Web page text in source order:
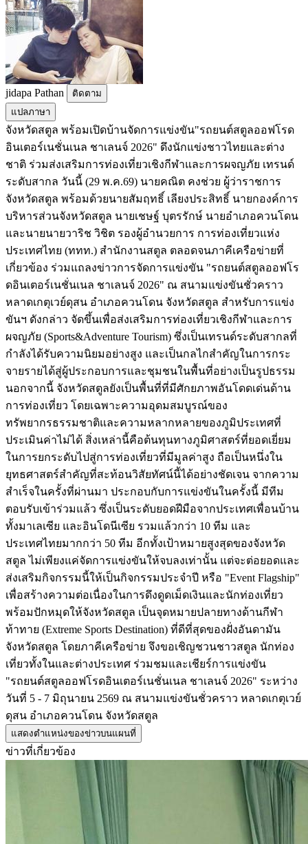
jidapa Pathan
ติดตาม
แปลภาษา
จังหวัดสตูล พร้อมเปิดบ้านจัดการแข่งขัน"รถยนต์สตูลออฟโรด
อินเตอร์เนชั่นเนล ชาเลนจ์ 2026" ดึงนักแข่งชาวไทยและต่าง
ชาติ ร่วมส่งเสริมการท่องเที่ยวเชิงกีฬาและการผจญภัย เทรนด์
ระดับสากล วันนี้ (29 พ.ค.69) นายคณิต คงช่วย ผู้ว่าราชการ
จังหวัดสตูล พร้อมด้วยนายสัมฤทธิ์ เลียงประสิทธิ์ นายกองค์การ
บริหารส่วนจังหวัดสตูล นายเชษฐ์ บุตรรักษ์ นายอำเภอควนโดน
และนายนายวาริช วิชิต รองผู้อำนวยการ การท่องเที่ยวแห่ง
ประเทศไทย (ททท.) สำนักงานสตูล ตลอดจนภาคีเครือข่ายที่
เกี่ยวข้อง ร่วมแถลงข่าวการจัดการแข่งขัน "รถยนต์สตูลออฟโร
ดอินเตอร์เนชั่นเนล ชาเลนจ์ 2026" ณ สนามแข่งขันชั่วคราว
หลาดเกตุเวย์ดุสน อำเภอควนโดน จังหวัดสตูล สำหรับการแข่ง
ขันฯ ดังกล่าว จัดขึ้นเพื่อส่งเสริมการท่องเที่ยวเชิงกีฬาและการ
ผจญภัย (Sports&Adventure Tourism) ซึ่งเป็นเทรนด์ระดับสากลที่
กำลังได้รับความนิยมอย่างสูง และเป็นกลไกสำคัญในการกระ
จายรายได้สู่ผู้ประกอบการและชุมชนในพื้นที่อย่างเป็นรูปธรรม
นอกจากนี้ จังหวัดสตูลยังเป็นพื้นที่ที่มีศักยภาพอันโดดเด่นด้าน
การท่องเที่ยว โดยเฉพาะความอุดมสมบูรณ์ของ
ทรัพยากรธรรมชาติและความหลากหลายของภูมิประเทศที่
ประเมินค่าไม่ได้ สิ่งเหล่านี้คือต้นทุนทางภูมิศาสตร์ที่ยอดเยี่ยม
ในการยกระดับไปสู่การท่องเที่ยวที่มีมูลค่าสูง ถือเป็นหนึ่งใน
ยุทธศาสตร์สำคัญที่สะท้อนวิสัยทัศน์นี้ได้อย่างชัดเจน จากความ
สำเร็จในครั้งที่ผ่านมา ประกอบกับการแข่งขันในครั้งนี้ มีทีม
ตอบรับเข้าร่วมแล้ว ซึ่งเป็นระดับยอดฝีมือจากประเทศเพื่อนบ้าน
ทั้งมาเลเซีย และอินโดนีเซีย รวมแล้วกว่า 10 ทีม และ
ประเทศไทยมากกว่า 50 ทีม อีกทั้งเป้าหมายสูงสุดของจังหวัด
สตูล ไม่เพียงแค่จัดการแข่งขันให้จบลงเท่านั้น แต่จะต่อยอดและ
ส่งเสริมกิจกรรมนี้ให้เป็นกิจกรรมประจำปี หรือ "Event Flagship"
เพื่อสร้างความต่อเนื่องในการดึงดูดเม็ดเงินและนักท่องเที่ยว
พร้อมปักหมุดให้จังหวัดสตูล เป็นจุดหมายปลายทางด้านกีฬา
ท้าทาย (Extreme Sports Destination) ที่ดีที่สุดของฝั่งอันดามัน
จังหวัดสตูล โดยภาคีเครือข่าย จึงขอเชิญชวนชาวสตูล นักท่อง
เที่ยวทั้งในและต่างประเทศ ร่วมชมและเชียร์การแข่งขัน
"รถยนต์สตูลออฟโรดอินเตอร์เนชั่นเนล ชาเลนจ์ 2026" ระหว่าง
วันที่ 5 - 7 มิถุนายน 2569 ณ สนามแข่งขันชั่วคราว หลาดเกตุเวย์
ดุสน อำเภอควนโดน จังหวัดสตูล
แสดงตำแหน่งของข่าวบนแผนที่
ข่าวที่เกี่ยวข้อง